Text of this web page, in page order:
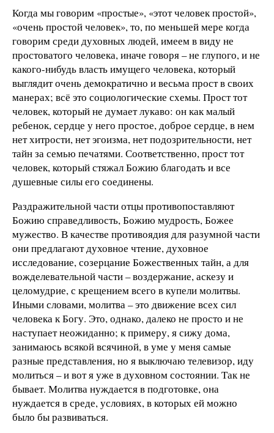
Когда мы говорим «простые», «этот человек простой»,
«очень простой человек», то, по меньшей мере когда
говорим среди духовных людей, имеем в виду не
простоватого человека, иначе говоря – не глупого, и не
какого-нибудь власть имущего человека, который
выглядит очень демократично и весьма прост в своих
манерах; всё это социологические схемы. Прост тот
человек, который не думает лукаво: он как малый
ребенок, сердце у него простое, доброе сердце, в нем
нет хитрости, нет эгоизма, нет подозрительности, нет
тайн за семью печатями. Соответственно, прост тот
человек, который стяжал Божию благодать и все
душевные силы его соединены.
Раздражительной части отцы противопоставляют
Божию справедливость, Божию мудрость, Божее
мужество. В качестве противоядия для разумной части
они предлагают духовное чтение, духовное
исследование, созерцание Божественных тайн, а для
вожделевательной части – воздержание, аскезу и
целомудрие, с крещением всего в купели молитвы.
Иными словами, молитва – это движение всех сил
человека к Богу. Это, однако, далеко не просто и не
наступает неожиданно; к примеру, я сижу дома,
занимаюсь всякой всячиной, в уме у меня самые
разные представления, но я выключаю телевизор, иду
молиться – и вот я уже в духовном состоянии. Так не
бывает. Молитва нуждается в подготовке, она
нуждается в среде, условиях, в которых ей можно
было бы развиваться.